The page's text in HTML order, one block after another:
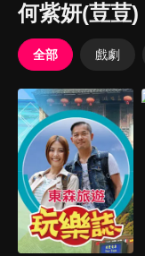
何紫妍(荳荳)
全部 戲劇